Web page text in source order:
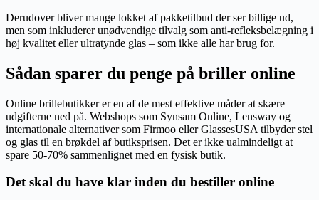
Derudover bliver mange lokket af pakketilbud der ser billige ud,
men som inkluderer unødvendige tilvalg som anti-refleksbelægning i
høj kvalitet eller ultratynde glas – som ikke alle har brug for.
Sådan sparer du penge på briller online
Online brillebutikker er en af de mest effektive måder at skære
udgifterne ned på. Webshops som Synsam Online, Lensway og
internationale alternativer som Firmoo eller GlassesUSA tilbyder stel
og glas til en brøkdel af butiksprisen. Det er ikke ualmindeligt at
spare 50-70% sammenlignet med en fysisk butik.
Det skal du have klar inden du bestiller online